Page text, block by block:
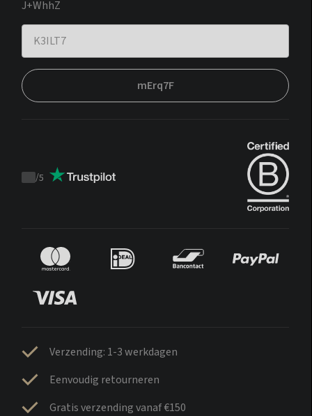
J+WhhZ
mErq7F
Trustpilot
/5
Verzending: 1-3 werkdagen
Eenvoudig retourneren
Gratis verzending vanaf €150